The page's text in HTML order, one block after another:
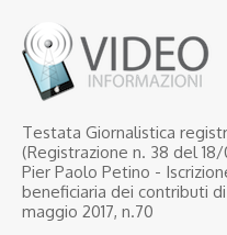
Testata Giornalistica
(Registrazione n. 38 del
Pier Paolo Petino -
beneficiaria dei contributi
maggio 2017, n.70